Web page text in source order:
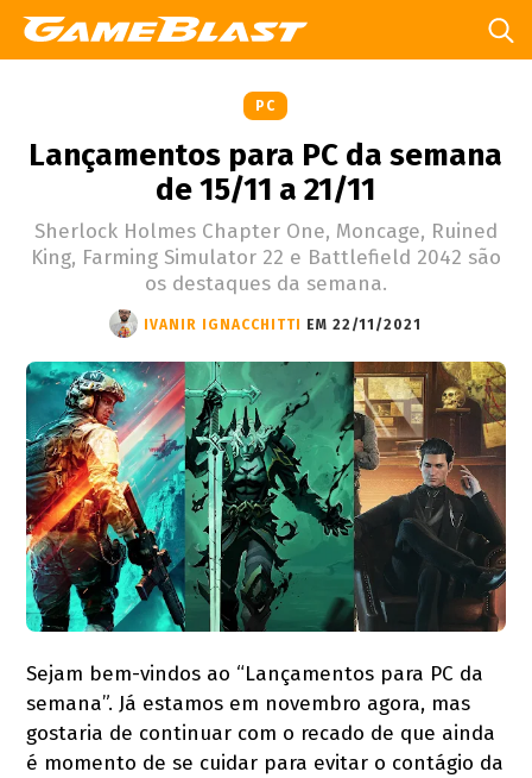
PC
Lançamentos para PC da semana
de 15/11 a 21/11
Sherlock Holmes Chapter One, Moncage, Ruined
King, Farming Simulator 22 e Battlefield 2042 são
os destaques da semana.
IVANIR IGNACCHITTI EM 22/11/2021
Sejam bem-vindos ao “Lançamentos para PC da
semana”. Já estamos em novembro agora, mas
gostaria de continuar com o recado de que ainda
é momento de se cuidar para evitar o contágio da